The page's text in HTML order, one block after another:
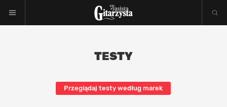
TESTY
Przeglądaj testy według marek